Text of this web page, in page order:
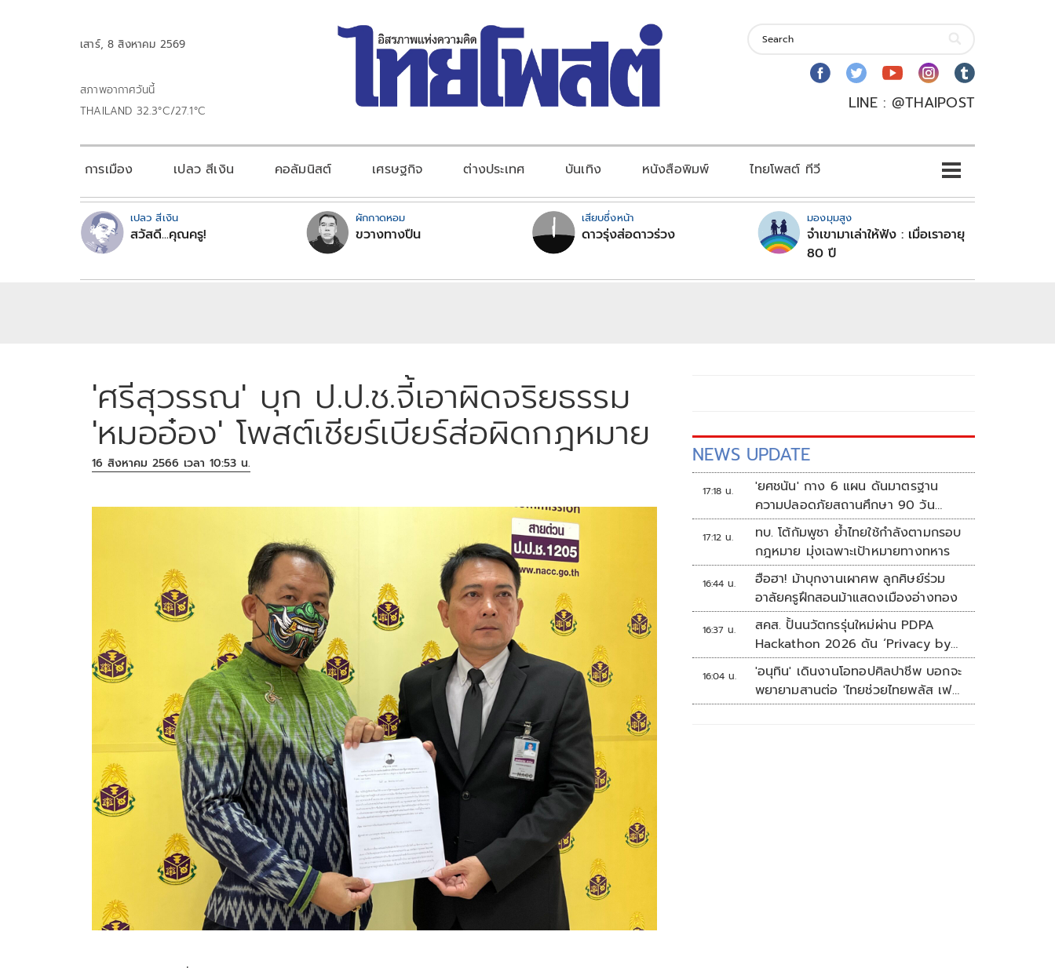
เสาร์, 8 สิงหาคม 2569
สภาพอากาศวันนี้
THAILAND 32.3°C/27.1°C
LINE : @THAIPOST
การเมือง เปลว สีเงิน คอลัมนิสต์ เศรษฐกิจ ต่างประเทศ บันเทิง หนังสือพิมพ์ ไทยโพสต์ ทีวี
เปลว สีเงิน
สวัสดี...คุณครู!
ผักกาดหอม
ขวางทางปืน
เสียบซึ่งหน้า
ดาวรุ่งส่อดาวร่วง
มองมุมสูง
จำเขามาเล่าให้ฟัง : เมื่อเราอายุ
80 ปี
'ศรีสุวรรณ' บุก ป.ป.ช.จี้เอาผิดจริยธรรม
'หมออ๋อง' โพสต์เชียร์เบียร์ส่อผิดกฎหมาย
16 สิงหาคม 2566 เวลา 10:53 น. NEWS UPDATE
17:18 น.
'ยศชนัน' กาง 6 แผน ดันมาตรฐาน
ความปลอดภัยสถานศึกษา 90 วัน
ป้องกันก่อเหตุรุนแรง
17:12 น.
ทบ. โต้กัมพูชา ย้ำไทยใช้กำลังตามกรอบ
กฎหมาย มุ่งเฉพาะเป้าหมายทางทหาร
16:44 น.
ฮือฮา! ม้าบุกงานเผาศพ ลูกศิษย์ร่วม
อาลัยครูฝึกสอนม้าแสดงเมืองอ่างทอง
16:37 น.
สคส. ปั้นนวัตกรรุ่นใหม่ผ่าน PDPA
Hackathon 2026 ดัน ‘Privacy by
Design for all’ สู่โซลูชันคุ้มครอง
ข้อมูลส่วนบุคคลที่ใช้ได้จริง
16:04 น.
'อนุทิน' เดินงานโอทอปศิลปาชีพ บอกจะ
พยายามสานต่อ 'ไทยช่วยไทยพลัส เฟส
2'